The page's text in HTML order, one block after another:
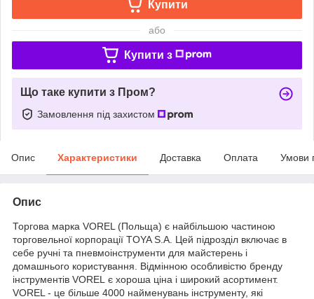
Купити
або
Купити з
Що таке купити з Пром?
Замовлення під захистом
Опис Характеристики Доставка Оплата Умови
Опис
Торгова марка VOREL (Польща) є найбільшою частиною
торговельної корпорації TOYA S.A. Цей підрозділ включає в
себе ручні та пневмоінструменти для майстерень і
домашнього користування. Відмінною особливістю бренду
інструментів VOREL є хороша ціна і широкий асортимент.
VOREL - це більше 4000 найменувань інструменту, які